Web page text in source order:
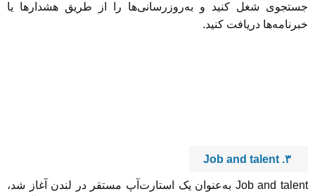
جستجوی شغل کنید و به‌روزرسانی‌ها را از طریق هشدارها یا
خبرنامه‌ها دریافت کنید.
Job and talent به‌عنوان یک استارت‌آپ مستقر در لندن آغاز شد،